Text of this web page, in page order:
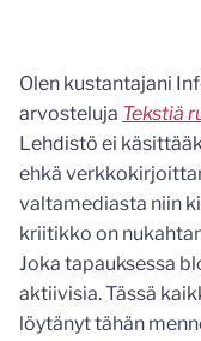
Olen kustantajani
arvosteluja Tekstiä
Lehdistö ei
ehkä
valtamediasta niin
kriitikko on
Joka tapauksessa
aktiivisia. Tässä
löytänyt tähän